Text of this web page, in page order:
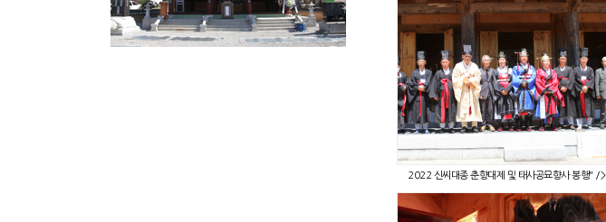
2022 신씨대종 춘향대제 및 태사공묘향사 봉행" />